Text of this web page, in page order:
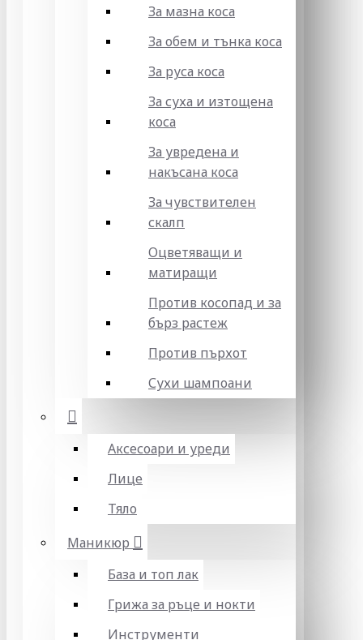
За мазна коса
За обем и тънка коса
За руса коса
За суха и изтощена
коса
За увредена и
накъсана коса
За чувствителен
скалп
Оцветяващи и
матиращи
Против косопад и за
бърз растеж
Против пърхот
Сухи шампоани
Аксесоари и уреди
Лице
Тяло
Маникюр
База и топ лак
Грижа за ръце и нокти
Инструменти